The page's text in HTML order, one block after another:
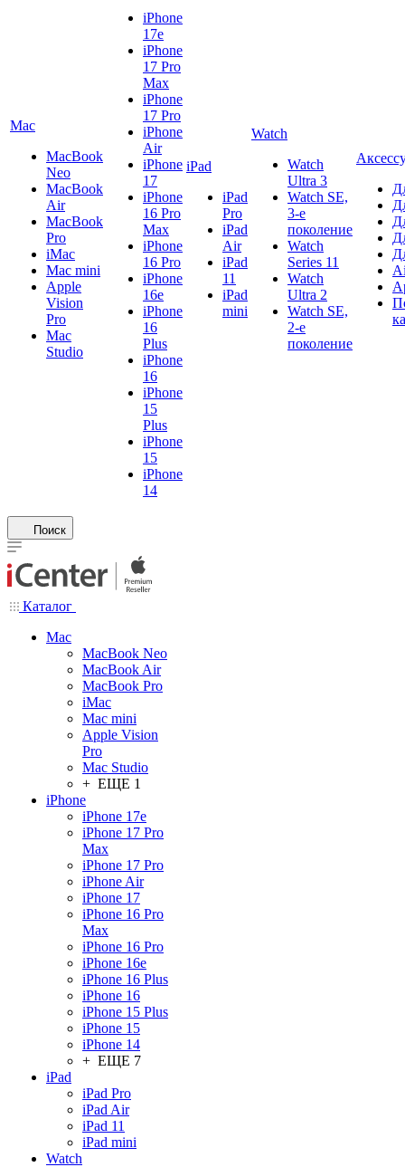
Mac
MacBook
Neo
MacBook
Air
MacBook
Pro
iMac
Mac mini
Apple
Vision
Pro
Mac
Studio
iPhone
17e
iPhone
17 Pro
Max
iPhone
17 Pro
iPhone
Air
iPhone
17
iPhone
16 Pro
Max
iPhone
16 Pro
iPhone
16e
iPhone
16
Plus
iPhone
16
iPhone
15
Plus
iPhone
15
iPhone
14
iPad
iPad
Pro
iPad
Air
iPad
11
iPad
mini
Watch
Watch
Ultra 3
Watch SE,
3-е
поколение
Watch
Series 11
Watch
Ultra 2
Watch SE,
2-е
поколение
Поиск
Каталог
Mac
MacBook Neo
MacBook Air
MacBook Pro
iMac
Mac mini
Apple Vision
Pro
Mac Studio
+ ЕЩЕ 1
iPhone
iPhone 17e
iPhone 17 Pro
Max
iPhone 17 Pro
iPhone Air
iPhone 17
iPhone 16 Pro
Max
iPhone 16 Pro
iPhone 16e
iPhone 16 Plus
iPhone 16
iPhone 15 Plus
iPhone 15
iPhone 14
+ ЕЩЕ 7
iPad
iPad Pro
iPad Air
iPad 11
iPad mini
Watch